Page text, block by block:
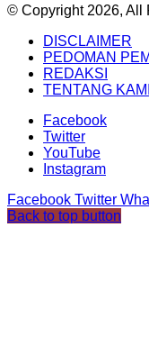
© Copyright 2026, All
DISCLAIMER
PEDOMAN
REDAKSI
TENTANG KAMI
Facebook
Twitter
YouTube
Instagram
Facebook Twitter
Back to top button